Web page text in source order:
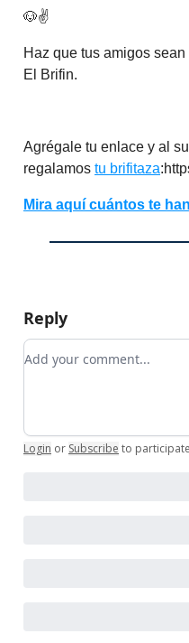
🐶✌️
Haz que tus amigos
El Brifin.
Agrégale tu enlace y al
regalamos tu brifitaza
Mira aquí cuántos te
Reply
Add your comment
Login or Subscribe to participate